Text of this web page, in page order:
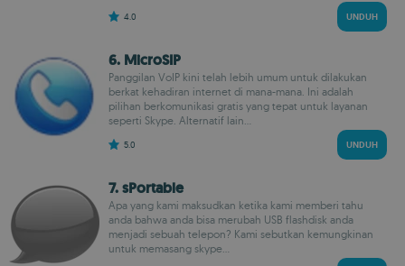
4.0 UNDUH
6. MicroSIP
Panggilan VoIP kini telah lebih umum untuk dilakukan
berkat kehadiran internet di mana-mana. Ini adalah
pilihan berkomunikasi gratis yang tepat untuk layanan
seperti Skype. Alternatif lain...
5.0 UNDUH
7. sPortable
Apa yang kami maksudkan ketika kami memberi tahu
anda bahwa anda bisa merubah USB flashdisk anda
menjadi sebuah telepon? Kami sebutkan kemungkinan
untuk memasang skype...